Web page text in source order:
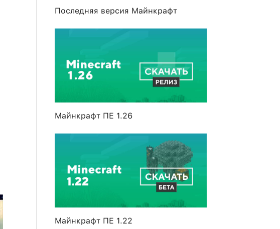
Последняя версия Майнкрафт
Майнкрафт ПЕ 1.26
Майнкрафт ПЕ 1.22